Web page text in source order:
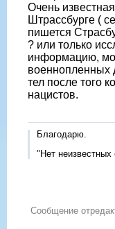
Очень
Штрассбурге (
пишется
? или только
информацию,
военнопленных
тел после того
нацистов.
Благодарю.
"Нет
Сообщение